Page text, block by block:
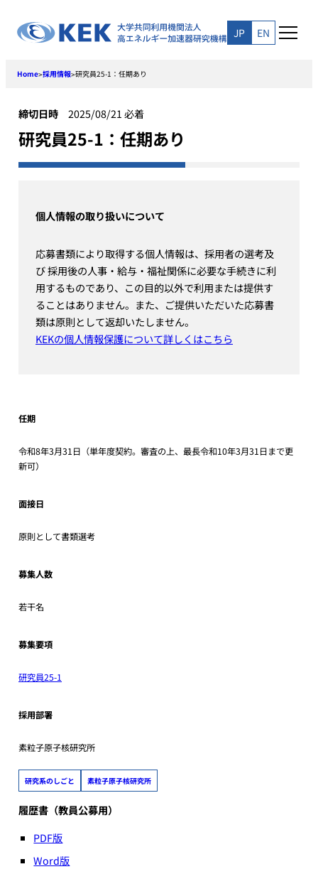
content
JP EN
Home>採用情報>研究員25-1：任期あり
締切日時 2025/08/21 必着
研究員25-1：任期あり
個人情報の取り扱いについて
応募書類により取得する個人情報は、採用者の選考及
び 採用後の人事・給与・福祉関係に必要な手続きに利
用するものであり、この目的以外で利用または提供す
ることはありません。また、ご提供いただいた応募書
類は原則として返却いたしません。
KEKの個人情報保護について詳しくはこちら
任期
令和8年3月31日（単年度契約。審査の上、最長令和10年3月31日まで更
新可）
面接日
原則として書類選考
募集人数
若干名
募集要項
研究員25-1
採用部署
素粒子原子核研究所
研究系のしごと 素粒子原子核研究所
履歴書（教員公募用）
PDF版
Word版